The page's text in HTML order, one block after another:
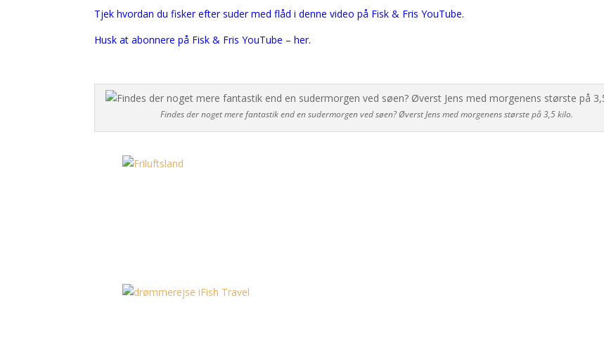
Tjek hvordan du fisker efter suder med flåd i denne video på Fisk & Fris YouTube.
Husk at abonnere på Fisk & Fris YouTube – her.
Findes der noget mere fantastik end en sudermorgen ved søen? Øverst Jens med morgenens største på 3,5 kilo.